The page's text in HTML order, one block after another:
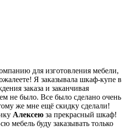
для изготовления мебели,
Я заказывала шкаф-купе в
заказа и заканчивая
не было. Все было сделано очень
же мне ещё скидку сделали!
Алексею за прекрасный шкаф!
мебель буду заказывать только